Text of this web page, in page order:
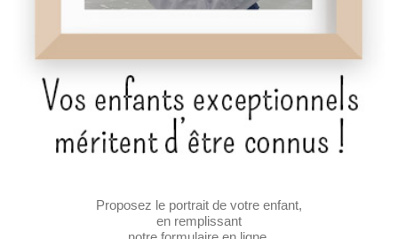
Proposez le portrait de votre enfant,
en remplissant